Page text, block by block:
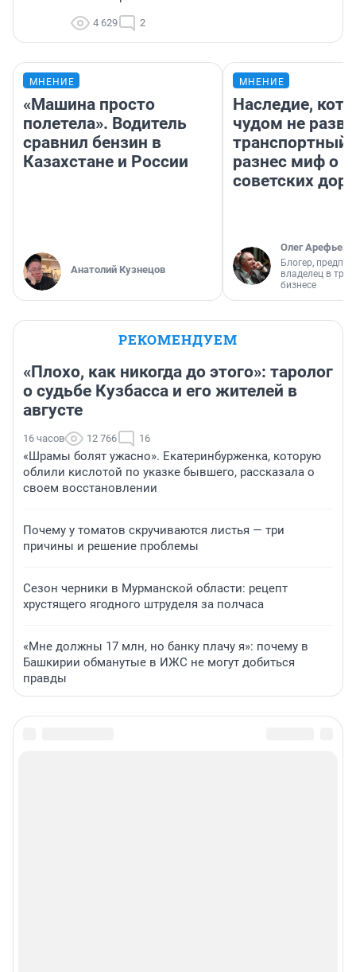
4 629 2
МНЕНИЕ
«Машина просто
полетела». Водитель
сравнил бензин в
Казахстане и России
Анатолий Кузнецов
МНЕНИЕ
Наследие,
чудом не
транспортный
разнес миф о
советских
Олег Арефьев
Блогер,
владелец в
бизнесе
РЕКОМЕНДУЕМ
«Плохо, как никогда до этого»: таролог
о судьбе Кузбасса и его жителей в
августе
16 часов 12 766 16
«Шрамы болят ужасно». Екатеринбурженка, которую
облили кислотой по указке бывшего, рассказала о
своем восстановлении
Почему у томатов скручиваются листья — три
причины и решение проблемы
Сезон черники в Мурманской области: рецепт
хрустящего ягодного штруделя за полчаса
«Мне должны 17 млн, но банку плачу я»: почему в
Башкирии обманутые в ИЖС не могут добиться
правды